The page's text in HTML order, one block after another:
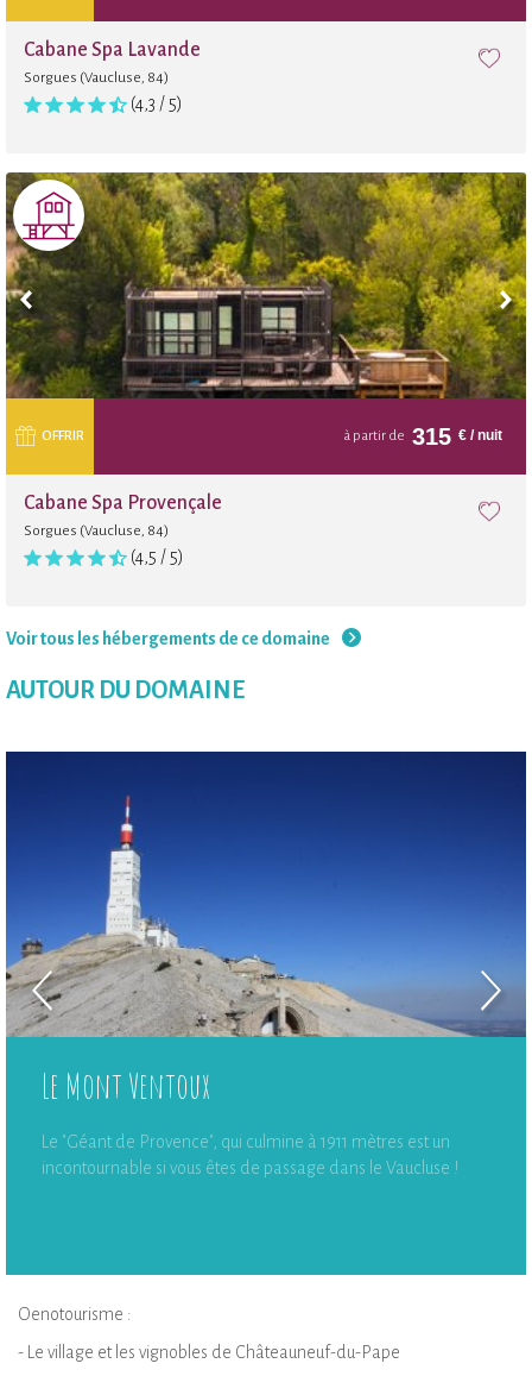
Cabane Spa Lavande
Sorgues (Vaucluse, 84)
(4,3 / 5)
OFFRIR à partir de 315 € / nuit
Cabane Spa Provençale
Sorgues (Vaucluse, 84)
(4,5 / 5)
Voir tous les hébergements de ce domaine
AUTOUR DU DOMAINE
Le Mont Ventoux
Le "Géant de Provence", qui culmine à 1911 mètres est un
incontournable si vous êtes de passage dans le Vaucluse !
Oenotourisme :
- Le village et les vignobles de Châteauneuf-du-Pape